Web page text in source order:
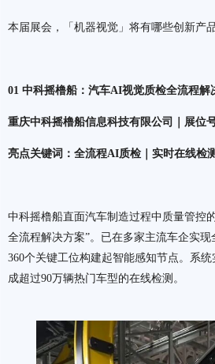
本届展会，「机器视觉」将有哪些创新产
01 中科摇橹船：汽车AI视觉质检全流程解
重庆中科摇橹船信息科技有限公司｜展位
亮点关键词：全流程AI质检｜实时在线检
中科摇橹船直面汽车制造过程中质量管控
全流程解决方案”。已在多家主流车企实
360个关键工位构建起智能感知节点。系
成超过90万辆热门车型的在线检测。